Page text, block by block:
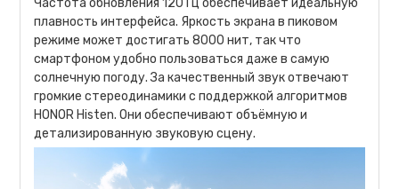
Частота обновления 120 Гц обеспечивает идеальную
плавность интерфейса. Яркость экрана в пиковом
режиме может достигать 8000 нит, так что
смартфоном удобно пользоваться даже в самую
солнечную погоду. За качественный звук отвечают
громкие стереодинамики с поддержкой алгоритмов
HONOR Histen. Они обеспечивают объёмную и
детализированную звуковую сцену.